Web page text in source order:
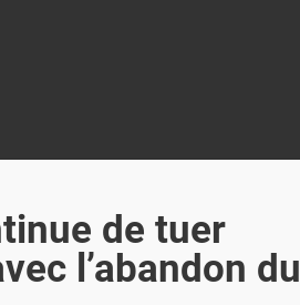
de tuer
l’abandon du